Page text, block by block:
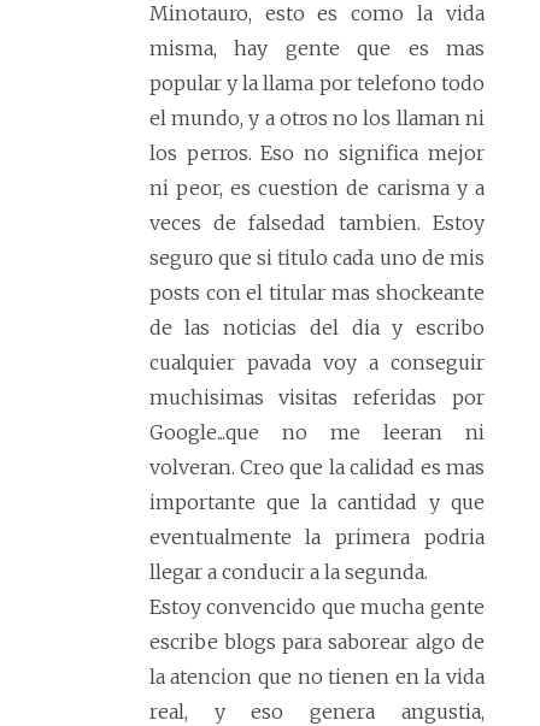
Minotauro, esto es como la vida
misma, hay gente que es mas
popular y la llama por telefono todo
el mundo, y a otros no los llaman ni
los perros. Eso no significa mejor
ni peor, es cuestion de carisma y a
veces de falsedad tambien. Estoy
seguro que si titulo cada uno de mis
posts con el titular mas shockeante
de las noticias del dia y escribo
cualquier pavada voy a conseguir
muchisimas visitas referidas por
Google...que no me leeran ni
volveran. Creo que la calidad es mas
importante que la cantidad y que
eventualmente la primera podria
llegar a conducir a la segunda.
Estoy convencido que mucha gente
escribe blogs para saborear algo de
la atencion que no tienen en la vida
real, y eso genera angustia,